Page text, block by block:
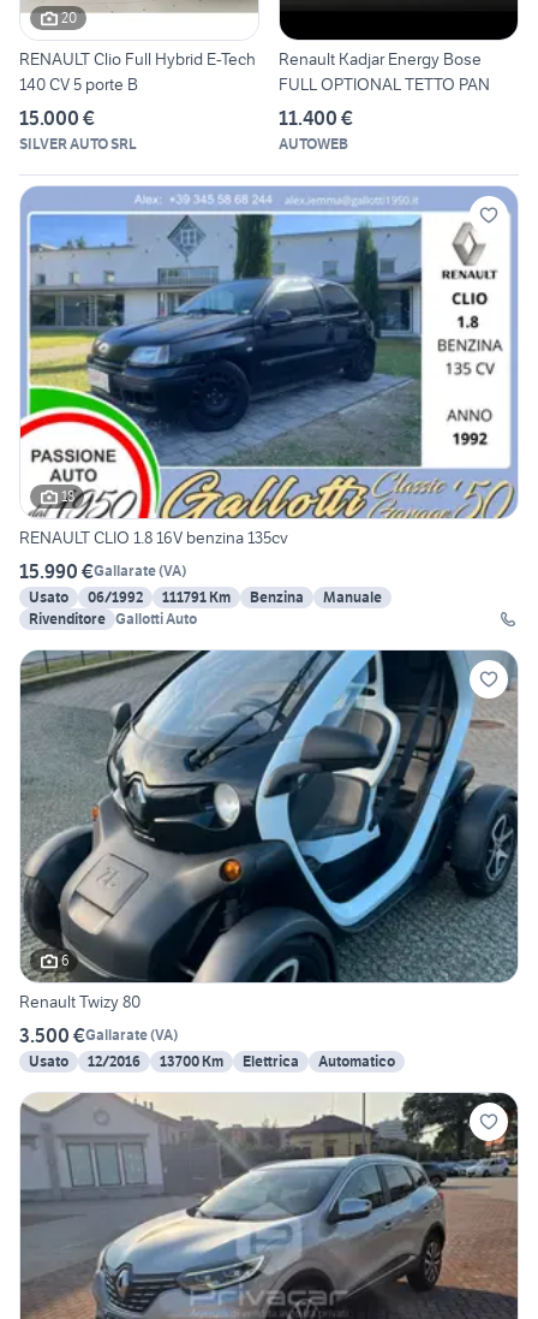
20
RENAULT Clio Full Hybrid E-Tech
140 CV 5 porte B
15.000 €
SILVER AUTO SRL
Renault Kadjar Energy Bose
FULL OPTIONAL TETTO PAN
11.400 €
AUTOWEB
18
RENAULT CLIO 1.8 16V benzina 135cv
15.990 €Gallarate(VA)
Usato
06/1992 111791 Km Benzina
Manuale
Rivenditore Gallotti Auto
6
Renault Twizy 80
3.500 €Gallarate(VA)
Usato
12/2016 13700 Km Elettrica Automatico